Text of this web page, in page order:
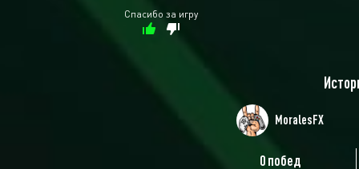
Спасибо за игру
MoralesFX
0 побед